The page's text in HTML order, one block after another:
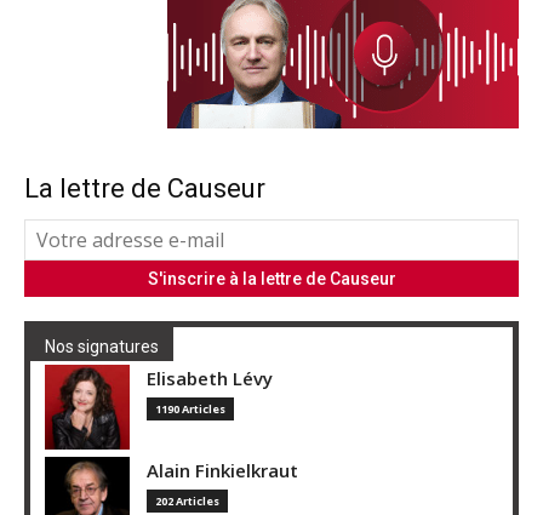
La lettre de Causeur
Nos signatures
Elisabeth Lévy
1190 Articles
Alain Finkielkraut
202 Articles